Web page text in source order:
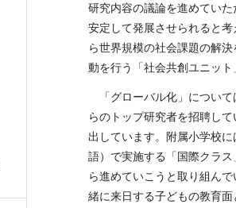
研究内容の議論を進めてい
安定して発展させられると
ら世界規模の社会課題の解
動を行う「社会共創ユニッ
「グローバル化」について
らのトップ研究者を招聘し
出しています。附属小学校
語）で実施する「国際クラ
ら進めていこうと取り組ん
緒に来日する子どもの教育